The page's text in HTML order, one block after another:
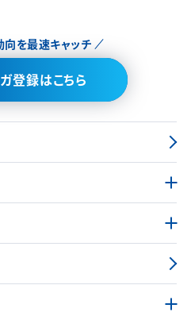
を最速キャッチ
登録はこちら